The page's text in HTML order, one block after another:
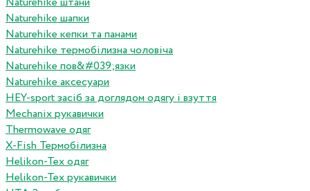
Naturehike шапки
Naturehike кепки та панами
Naturehike термобілизна чоловіча
Naturehike пов&#039;язки
Naturehike аксесуари
HEY-sport засіб за доглядом одягу і взуття
Mechanix рукавички
Thermowave одяг
X-Fish Термобілизна
Helikon-Tex одяг
Helikon-Tex рукавички